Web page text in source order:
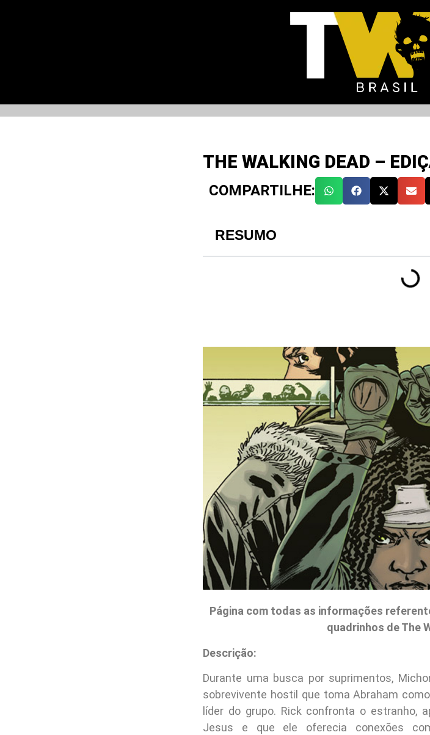
THE WALKING DEAD –
COMPARTILHE:
RESUMO
Página com todas as informações
quadrinhos de The
Descrição:
Durante uma busca por suprimentos,
sobrevivente hostil que toma Abraham
líder do grupo. Rick confronta o estranho,
Jesus e que ele oferecia conexões